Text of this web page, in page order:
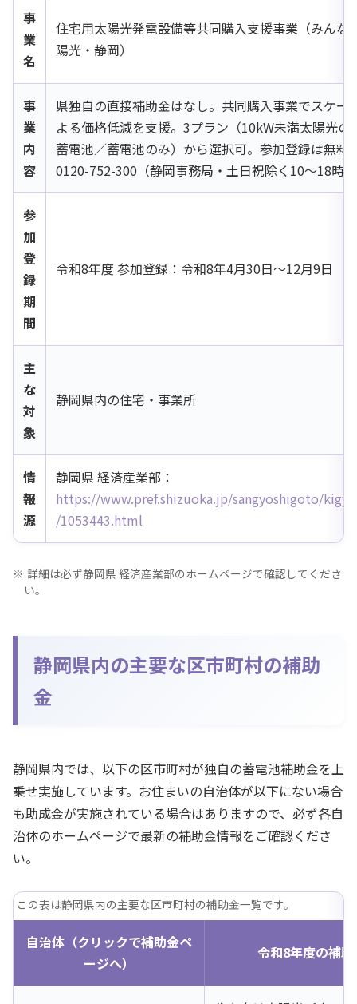
事
業
名
住宅用太陽光発電設備等共同購入支援事業（みんな
陽光・静岡）
事
業
内
容
県独自の直接補助金はなし。共同購入事業でスケー
よる価格低減を支援。3プラン（10kW未満太陽光の
蓄電池／蓄電池のみ）から選択可。参加登録は無料
0120-752-300（静岡事務局・土日祝除く10〜18時）
参
加
登
録
期
間
令和8年度 参加登録：令和8年4月30日〜12月9日
主
な
対
象
静岡県内の住宅・事業所
情
報
源
静岡県 経済産業部：
https://www.pref.shizuoka.jp/sangyoshigoto/
/1053443.html
詳細は必ず静岡県 経済産業部のホームページで確認してくださ
い。
静岡県内の主要な区市町村の補助
金
静岡県内では、以下の区市町村が独自の蓄電池補助金を上
乗せ実施しています。お住まいの自治体が以下にない場合
も助成金が実施されている場合はありますので、必ず各自
治体のホームページで最新の補助金情報をご確認くださ
い。
この表は静岡県内の主要な区市町村の補助金一覧です。
自治体（クリックで補助金ペ
ージへ）
令和8年度の補